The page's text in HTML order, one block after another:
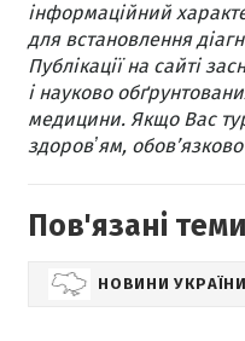
інформаційний
для встановлення
Публікації на сайті
і науково
медицини. Якщо Вас
здоровʼям,
Пов'язані
НОВИНИ УКРАЇНИ